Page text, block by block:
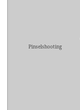
Pinselshooting